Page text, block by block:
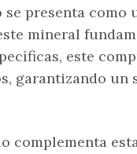
presenta como
mineral
este
garantizando un
complementa